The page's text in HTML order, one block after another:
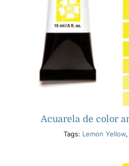
Acuarela de color
Tags: Lemon Yellow,